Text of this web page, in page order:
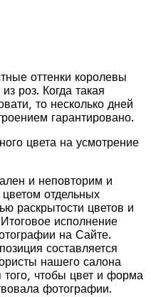
оттенки королевы
роз. Когда такая
то несколько дней
гарантировано.
цвета на усмотрение
и неповторим и
отдельных
раскрытости цветов и
исполнение
на Сайте.
составляется
нашего салона
чтобы цвет и форма
фотографии.